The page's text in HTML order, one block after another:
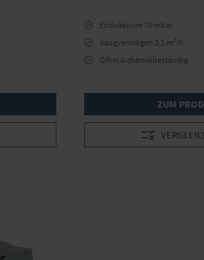
Endvakuum 70 mbar
Saugvermögen 2.1 m 3/h
Ölfrei & chemiebeständig
ZUM